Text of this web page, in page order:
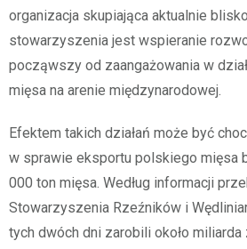
organizacja skupiająca aktualnie
stowarzyszenia jest wspieranie
począwszy od zaangażowania w
mięsa na arenie międzynarodowej.
Efektem takich działań może być
w sprawie eksportu polskiego mięsa
000 ton mięsa. Według informacji
Stowarzyszenia Rzeźników i
tych dwóch dni zarobili około miliarda